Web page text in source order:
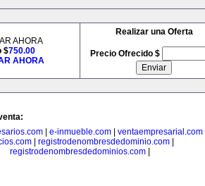
AHORA
$750.00
AHORA
Realizar una Oferta
Precio Ofrecido $
| e-inmueble.com| ventaempresarial.com|
registrodenombresdedominio.com
registrodenombresdedominios.com|